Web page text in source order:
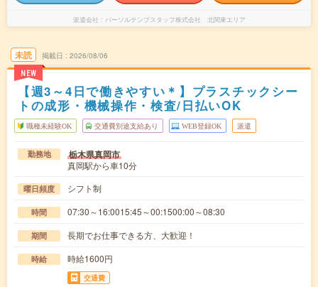
派遣会社 パーソルテンプスタッフ株式会社 北関東エリア
未読
NEW
掲載日 2026/08/06
【週3～4日で働きやすい＊】プラスチックシー
トの成形・機械操作・検査/日払いOK
職種未経験OK 交通費別途支給あり WEB登録OK 派遣
勤務地 栃木県真岡市
真岡駅から車10分
曜日頻度 シフト制
時間 07:30～16:0015:45～00:1500:00～08:30
期間 長期でお仕事できる方、大歓迎！
時給 時給1600円
交通費